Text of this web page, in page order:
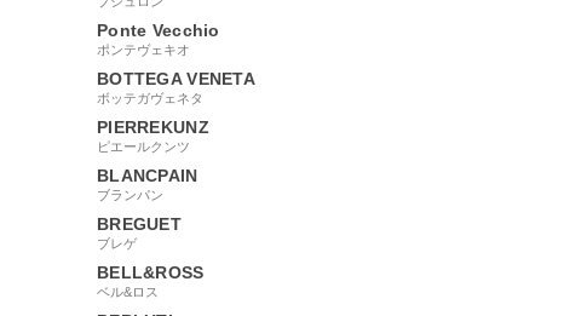
Ponte Vecchio
ポンテヴェキオ
BOTTEGA VENETA
ボッテガヴェネタ
PIERREKUNZ
ピエールクンツ
BLANCPAIN
ブランパン
BREGUET
ブレゲ
BELL&ROSS
ベル&ロス